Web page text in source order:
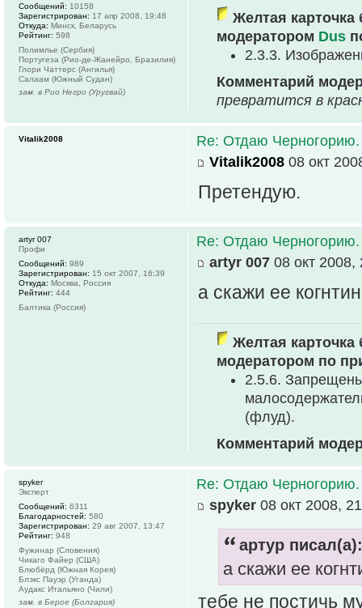
Желтая карточка
модератором Dus
2.3.3.
Комментарий
превратится в
Сообщений: 10158
Зарегистрирован: 17 апр 2008, 19:48
Откуда: Минск, Беларусь
Рейтинг: 598
Полимлье (Сербия)
Португеза (Рио-де-Жанейро, Бразилия)
Глори Чаттерс (Ангилья)
Салаам (Южный Судан)
зам. в Рио Негро (Уругвай)
Re: Отдаю Черногорию.
Vitalik2008 08 окт
Претендую.
Vitalik2008
Re: Отдаю Черногорию.
artyr 007 08 окт 2008,
а скажи ее
Желтая карточка
модератором по
2.5.6.
(флуд).
Комментарий
artyr 007
Профи
Сообщений: 989
Зарегистрирован: 15 окт 2007, 16:39
Откуда: Москва, Россия
Рейтинг: 444
Балтика (Россия)
Re: Отдаю Черногорию.
spyker 08 окт 2008,
артур писал(а):
а скажи ее
тебе не постичь
spyker
Эксперт
Сообщений: 6311
Благодарностей: 580
Зарегистрирован: 29 авг 2007, 13:47
Рейтинг: 948
Фужинар (Словения)
Чикаго Файер (США)
Блюбёрд (Южная Корея)
Блэкс Пауэр (Уганда)
Аудакс Итальяно (Чили)
зам. в Берое (Болгария)